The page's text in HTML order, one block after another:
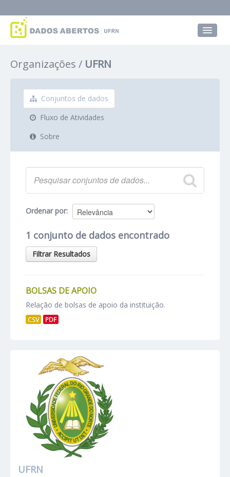
Grupos
Sobre
Organizações UFRN
Conjuntos de dados
Fluxo de Atividades
Sobre
Ordenar por
1 conjunto de dados encontrado
Filtrar Resultados
BOLSAS DE APOIO
Relação de bolsas de apoio da instituição.
CSV PDF
UFRN